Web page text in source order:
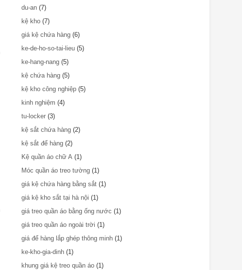
du-an (7)
kệ kho (7)
giá kệ chứa hàng (6)
ke-de-ho-so-tai-lieu (5)
ke-hang-nang (5)
kệ chứa hàng (5)
kệ kho công nghiệp (5)
kinh nghiệm (4)
tu-locker (3)
kệ sắt chứa hàng (2)
kệ sắt để hàng (2)
Kệ quần áo chữ A (1)
Móc quần áo treo tường (1)
giá kệ chứa hàng bằng sắt (1)
giá kệ kho sắt tại hà nội (1)
giá treo quần áo bằng ống nước (1)
giá treo quần áo ngoài trời (1)
giá để hàng lắp ghép thông minh (1)
ke-kho-gia-dinh (1)
khung giá kệ treo quần áo (1)